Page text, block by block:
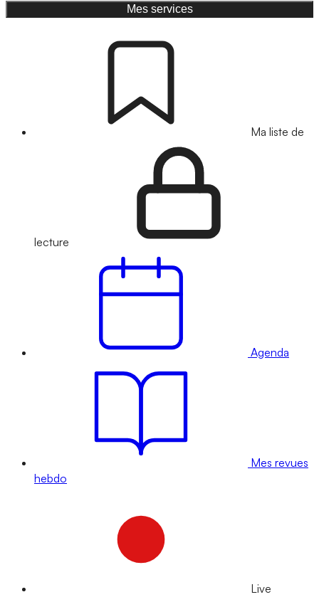
Mes services
Ma liste de
lecture
Agenda
Mes revues
hebdo
Live